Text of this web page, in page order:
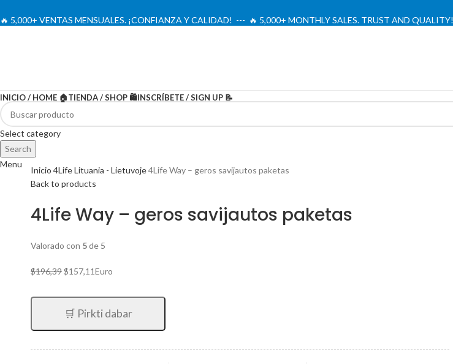
🔥 5,000+ VENTAS MENSUALES. ¡CONFIANZA Y CALIDAD! --- 🔥 5,000+ MONTHLY SALES. TRUST AND QUALITY!
Select category
Search
Menu
INICIO / HOME 🏠TIENDA / SHOP 🛍️INSCRÍBETE / SIGN UP 📝
-20%
Inicio 4Life Lituania - Lietuvoje4Life Way – geros savijautos paketas
Back to products
4Life Way – geros savijautos paketas
Valorado con 5de 5
$196,39El
original
era:
$157,11El
actual
es:
Euro
🛒 Pirkti dabar